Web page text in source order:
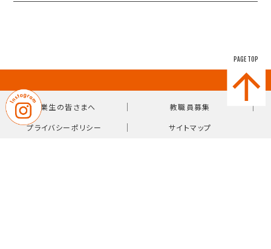
卒業生の皆さまへ ｜ 教職員募集 ｜
プライバシーポリシー ｜ サイトマップ
PAGE TOP